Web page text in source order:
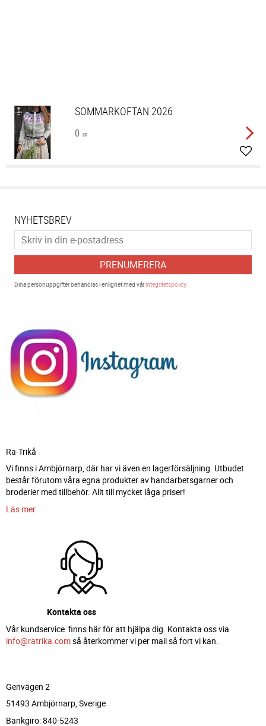
SOMMARKOFTAN 2026
0 KR
NYHETSBREV
PRENUMERERA
Dina personuppgifter behandlas i enlighet med vårintegritetspolicy.
Ra-Trikå
Vi finns i Ambjörnarp, där har vi även en lagerförsäljning. Utbudet
består förutom våra egna produkter av handarbetsgarner och
broderier med tillbehör. Allt till mycket låga priser!
Läs mer
Kontakta oss
Vår kundservice finns här för att hjälpa dig. Kontakta oss via
info@ratrika.comså återkommer vi per mail så fort vi kan.
Genvägen 2
51493 Ambjörnarp, Sverige
Bankgiro: 840-5243